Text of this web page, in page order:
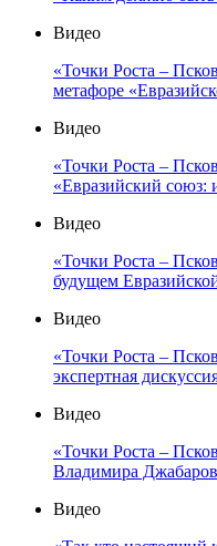
Видео
«Точки Роста –
метафоре
Видео
«Точки Роста –
«Евразийский союз:
Видео
«Точки Роста –
будущем
Видео
«Точки Роста –
экспертная
Видео
«Точки Роста –
Владимира
Видео